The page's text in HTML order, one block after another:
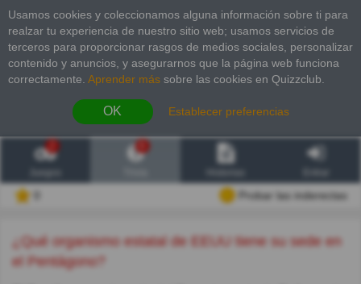
Usamos cookies y coleccionamos alguna información sobre ti para
realzar tu experiencia de nuestro sitio web; usamos servicios de
terceros para proporcionar rasgos de medios sociales, personalizar
contenido y anuncios, y asegurarnos que la página web funciona
correctamente. Aprender más sobre las cookies en Quizzclub.
OK Establecer preferencias
2
Probar las inderectas
¿Qué organismo estatal de EEUU tiene su sede en
el Pentágono?